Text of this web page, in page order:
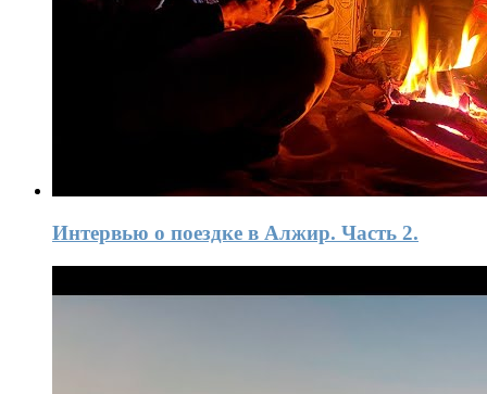
Интервью о поездке в Алжир. Часть 2.